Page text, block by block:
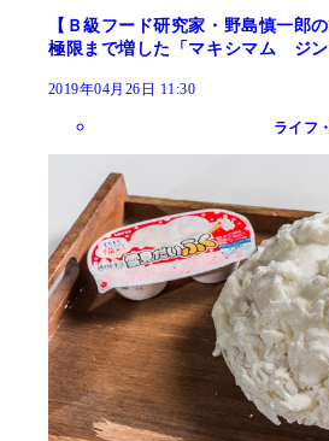
【Ｂ級フード研究家・野島慎一郎
極限まで増した「マキシマム ジン
2019年04月26日 11:30
ライフ